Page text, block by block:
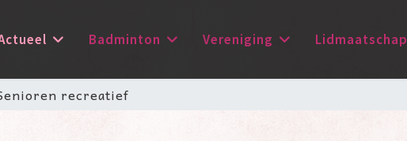
Badminton Vereniging Lidmaatschap
recreatief